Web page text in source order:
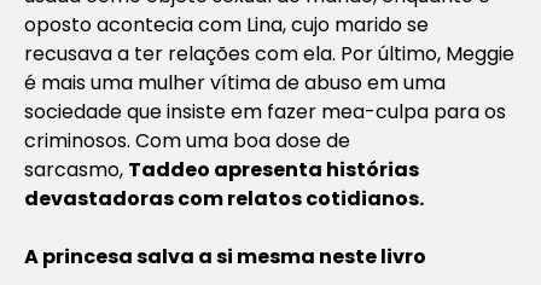
oposto acontecia com Lina, cujo marido se
recusava a ter relações com ela. Por último, Meggie
é mais uma mulher vítima de abuso em uma
sociedade que insiste em fazer mea-culpa para os
criminosos. Com uma boa dose de
sarcasmo, Taddeo apresenta histórias
devastadoras com relatos cotidianos.
A princesa salva a si mesma neste livro